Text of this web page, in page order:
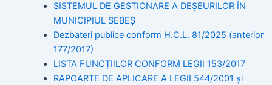
SISTEMUL DE GESTIONARE A DEȘEURILOR ÎN
MUNICIPIUL SEBEȘ
Dezbateri publice conform H.C.L. 81/2025 (anterior
177/2017)
LISTA FUNCȚIILOR CONFORM LEGII 153/2017
RAPOARTE DE APLICARE A LEGII 544/2001 și